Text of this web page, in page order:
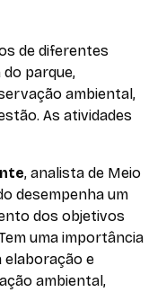
de diferentes
parque,
ambiental,
As atividades
, analista de Meio
desempenha um
dos objetivos
uma importância
elaboração e
ambiental,